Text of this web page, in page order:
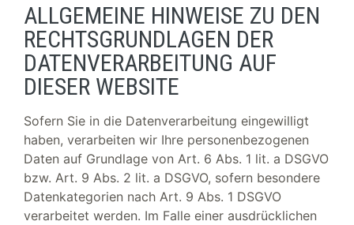
ALLGEMEINE HINWEISE ZU DEN
RECHTSGRUNDLAGEN DER
DATENVERARBEITUNG AUF
DIESER WEBSITE
Sofern Sie in die Datenverarbeitung eingewilligt
haben, verarbeiten wir Ihre personenbezogenen
Daten auf Grundlage von Art. 6 Abs. 1 lit. a DSGVO
bzw. Art. 9 Abs. 2 lit. a DSGVO, sofern besondere
Datenkategorien nach Art. 9 Abs. 1 DSGVO
verarbeitet werden. Im Falle einer ausdrücklichen